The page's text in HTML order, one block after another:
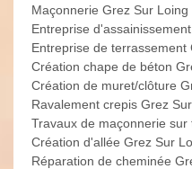
Maçonnerie Grez Sur Loing
Entreprise
Entreprise de
Création chape de béton
Création de muret/clôture
Ravalement crepis Grez
Travaux de maçonnerie
Création d'allée Grez Sur
Réparation de cheminée